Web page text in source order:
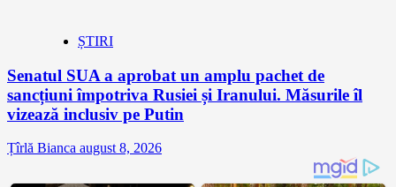
ȘTIRI
Senatul SUA a aprobat un amplu pachet de
sancțiuni împotriva Rusiei și Iranului. Măsurile îl
vizează inclusiv pe Putin
Țîrlă Bianca august 8, 2026